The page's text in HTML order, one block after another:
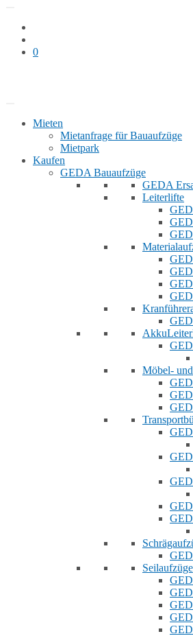
0
Mieten
Mietanfrage für Bauaufzüge
Mietpark
Kaufen
GEDA Bauaufzüge
GEDA
Leiterlifte
Möbel-
Seilaufzüge